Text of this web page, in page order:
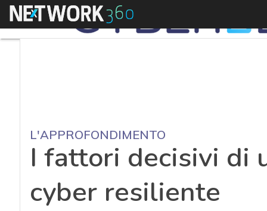
Menu
L'APPROFONDIMENTO
I fattori decisivi di
cyber resiliente